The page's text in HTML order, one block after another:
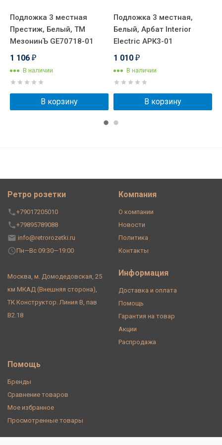
Подложка 3 местная
Престиж, Белый, ТМ
МезонинЪ GE70718-01
1 106 ₽
В наличии
В корзину
Подложка 3 местная,
Белый, Арбат Interior
Electric АРК3-01
1 010 ₽
В наличии
В корзину
Ретро розетки
+79017205010
+79895789088
info@retrorozetki.ru
Пн—Вс 09:30—19:00
Москва, м. Домодедовская, 25
км МКАД (Внешняя сторона),
ТК Конструктор. Линия В, пав
В2.18
Компания
О компании
Новости
Политика
Контакты
Информация
Доставка и оплата
Помощь
Гарантия на товар
Акции
Распродажа
Помощь
Бренды
Сравнение товаров
Мое избранное
Просмотренные товары